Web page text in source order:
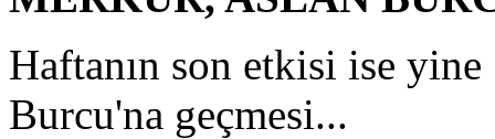
Haftanın son etkisi ise
Burcu'na geçmesi...